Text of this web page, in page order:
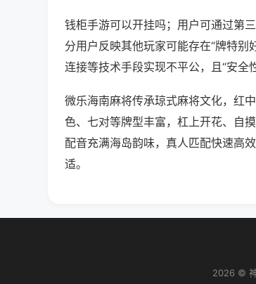
钱柜手游可以开挂吗；用户可通过第
分用户反映其他玩家可能存在“牌特别
连接等技术手段实现不平公，且“安全性
微乐海南麻将传承琼式麻将文化，红
色、七对等牌型丰富，杠上开花、自
配音充满海岛韵味，真人匹配快速高
适。
2026 ©